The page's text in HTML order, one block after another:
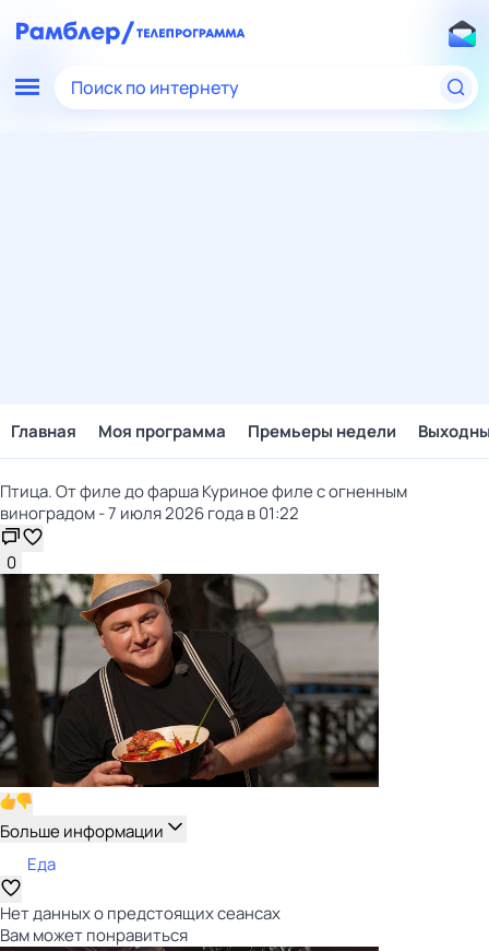
Поиск по интернету
Главная Моя программа Премьеры недели
Птица. От филе до фарша Куриное филе с огненным
виноградом - 7 июля 2026 года в 01:22
0
Больше информации
Еда
Нет данных о предстоящих сеансах
Вам может понравиться